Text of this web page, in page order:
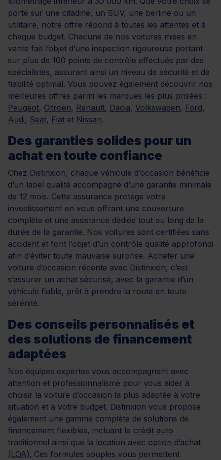
porte sur une citadine, un SUV, une berline ou un
utilitaire, notre offre répond à toutes les attentes et à
chaque budget. Chacune de nos voitures mises en
vente fait l’objet d’une inspection rigoureuse portant
sur plus de 100 points de contrôle effectués par des
spécialistes, assurant ainsi un niveau de sécurité et de
fiabilité optimal. Vous pouvez également découvrir nos
meilleures offres parmi les marques les plus prisées :
Peugeot, Citroën, Renault, Dacia, Volkswagen, Ford,
Audi, Seat, Fiat et Nissan.
Des garanties solides pour un
achat en toute confiance
Chez Distinxion, chaque véhicule d’occasion bénéficie
d’un label qualité accompagné d’une garantie minimale
de 12 mois. Cette assurance protège votre
investissement en vous offrant une couverture
complète et une assistance dédiée tout au long de la
durée de la garantie. Nos voitures sont certifiées sans
accident et font l’objet d’un contrôle qualité approfondi
afin d’éviter toute mauvaise surprise. Acheter une
voiture d’occasion récente avec Distinxion, c’est
s’assurer un achat sécurisé, avec la garantie d’un
véhicule fiable, prêt à prendre la route en toute
sérénité.
Des conseils personnalisés et
des solutions de financement
adaptées
Nos équipes expertes vous accompagnent avec
attention et professionnalisme pour vous aider à
choisir la voiture d’occasion la plus adaptée à votre
situation et à votre budget. Distinxion vous propose
également une gamme complète de solutions de
financement flexibles, incluant le crédit auto
traditionnel ainsi que la location avec option d’achat
(LOA). Ces formules souples vous permettent